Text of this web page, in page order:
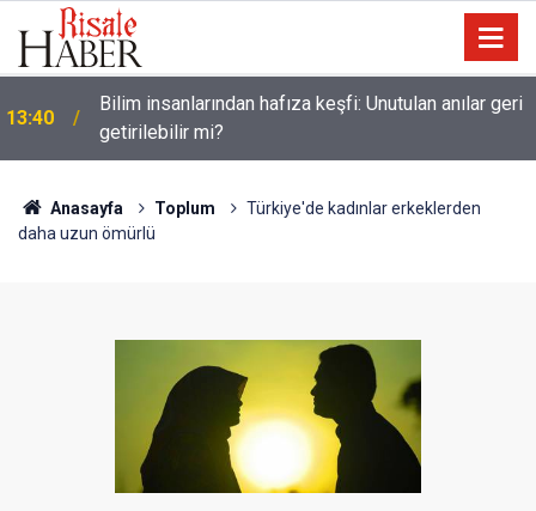
13:40
Bilim insanlarından hafıza keşfi: Unutulan anılar geri
getirilebilir mi?
Anasayfa Toplum
Türkiye'de kadınlar erkeklerden
daha uzun ömürlü